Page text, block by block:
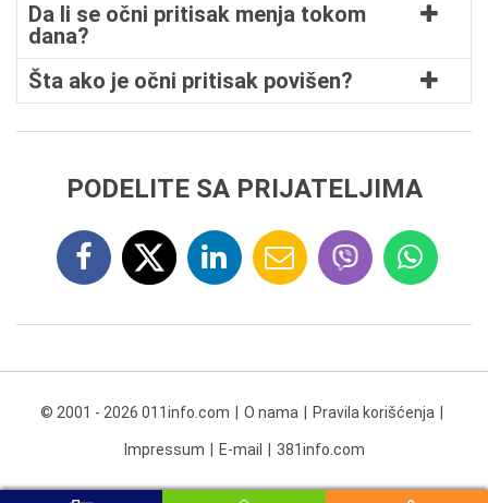
Da li se očni pritisak menja tokom
dana?
Šta ako je očni pritisak povišen?
PODELITE SA PRIJATELJIMA
© 2001 - 2026 011info.com O nama Pravila korišćenja
Impressum E-mail 381info.com